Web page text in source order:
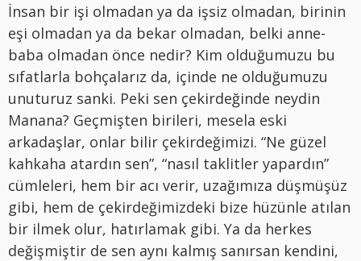
İnsan bir işi olmadan ya da işsiz olmadan, birinin
eşi olmadan ya da bekar olmadan, belki anne-
baba olmadan önce nedir? Kim olduğumuzu bu
sıfatlarla bohçalarız da, içinde ne olduğumuzu
unuturuz sanki. Peki sen çekirdeğinde neydin
Manana? Geçmişten birileri, mesela eski
arkadaşlar, onlar bilir çekirdeğimizi. “Ne güzel
kahkaha atardın sen”, “nasıl taklitler yapardın”
cümleleri, hem bir acı verir, uzağımıza düşmüşüz
gibi, hem de çekirdeğimizdeki bize hüzünle atılan
bir ilmek olur, hatırlamak gibi. Ya da herkes
değişmiştir de sen aynı kalmış sanırsan kendini,